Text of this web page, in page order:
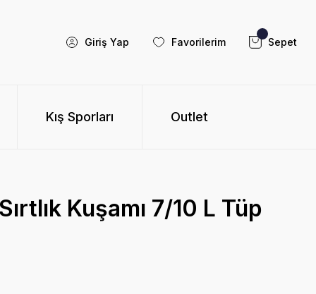
Giriş Yap Favorilerim Sepet
Kış Sporları Outlet
Kuşamı 7/10 L Tüp